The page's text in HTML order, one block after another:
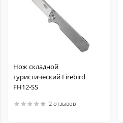
Нож складной
туристический Firebird
FH12-SS
2 отзывов